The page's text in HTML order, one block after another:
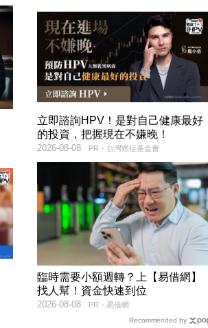
立即諮詢HPV！是對自己健康最好
的投資，把握現在不嫌晚！
PR・台灣癌症基金會
2026-08-08
臨時需要小額週轉？上【易借網】
找人幫！資金快速到位
PR・易借網
2026-08-08
Recommended by